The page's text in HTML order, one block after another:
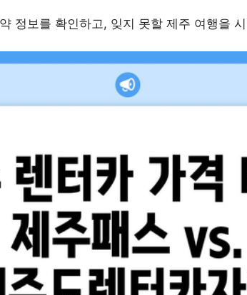
정보를 확인하고, 잊지 못할 제주 여행을